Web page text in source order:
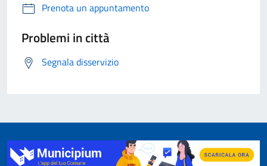
Prenota un appuntamento
Problemi in città
Segnala disservizio